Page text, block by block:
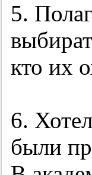
5.
кто их
6.
были